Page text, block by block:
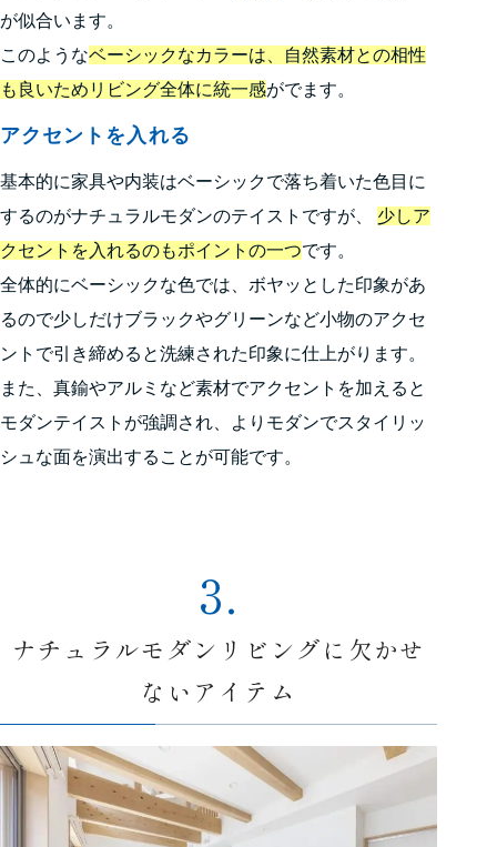
が似合います。
このようなベーシックなカラーは、自然素材との相性
も良いためリビング全体に統一感がでます。
アクセントを入れる
基本的に家具や内装はベーシックで落ち着いた色目に
するのがナチュラルモダンのテイストですが、 少しア
クセントを入れるのもポイントの一つです。
全体的にベーシックな色では、ボヤッとした印象があ
るので少しだけブラックやグリーンなど小物のアクセ
ントで引き締めると洗練された印象に仕上がります。
また、真鍮やアルミなど素材でアクセントを加えると
モダンテイストが強調され、よりモダンでスタイリッ
シュな面を演出することが可能です。
3.
ナチュラルモダンリビングに欠かせ
ないアイテム